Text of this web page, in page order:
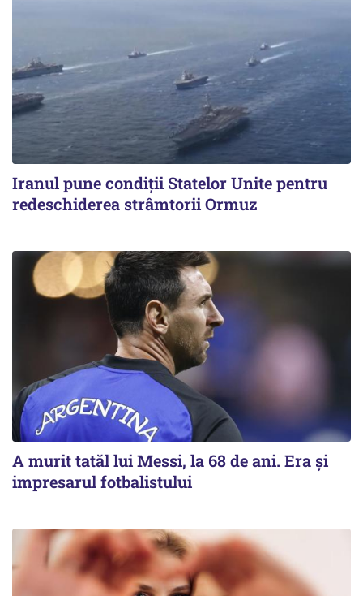
Iranul pune condiții Statelor Unite pentru
redeschiderea strâmtorii Ormuz
A murit tatăl lui Messi, la 68 de ani. Era și
impresarul fotbalistului